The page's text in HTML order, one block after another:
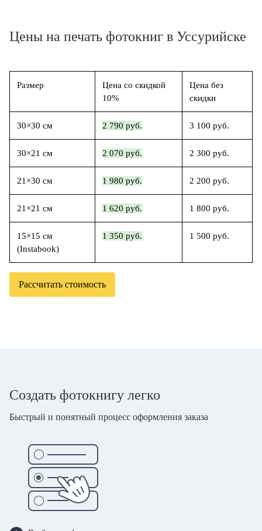
Цены на печать фотокниг в Уссурийске
Размер
Цена со скидкой
10%
Цена без
скидки
30×30 см 2 790 руб. 3 100 руб.
30×21 см 2 070 руб. 2 300 руб.
21×30 см 1 980 руб. 2 200 руб.
21×21 см 1 620 руб. 1 800 руб.
15×15 см
(Instabook)
1 350 руб. 1 500 руб.
Рассчитать стоимость
Создать фотокнигу легко
Быстрый и понятный процесс оформления заказа